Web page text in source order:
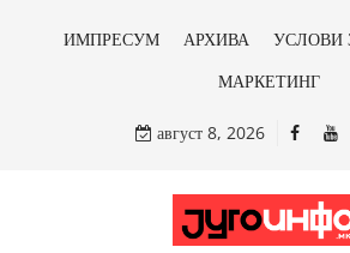
ИМПРЕСУМ АРХИВА
УСЛОВИ
МАРКЕТИНГ
август 8, 2026